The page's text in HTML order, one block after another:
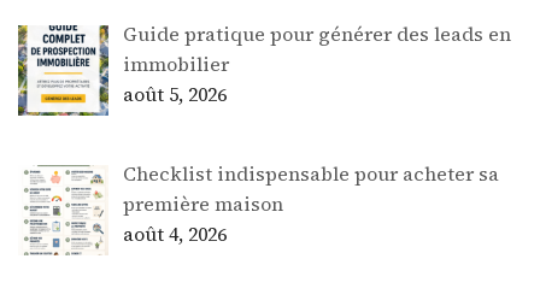
Guide pratique pour générer des leads en
immobilier
août 5, 2026
Checklist indispensable pour acheter sa
première maison
août 4, 2026